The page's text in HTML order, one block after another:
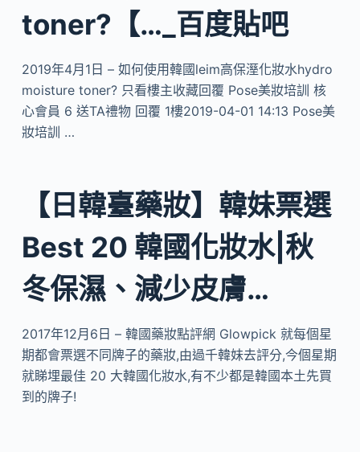
toner?【…_百度貼吧
2019年4月1日 – 如何使用韓國leim高保溼化妝水hydro
moisture toner? 只看樓主收藏回覆 Pose美妝培訓 核
心會員 6 送TA禮物 回覆 1樓2019-04-01 14:13 Pose美
妝培訓 …
【日韓臺藥妝】韓妹票選
Best 20 韓國化妝水|秋
冬保濕、減少皮膚…
2017年12月6日 – 韓國藥妝點評網 Glowpick 就每個星
期都會票選不同牌子的藥妝,由過千韓妹去評分,今個星期
就睇埋最佳 20 大韓國化妝水,有不少都是韓國本土先買
到的牌子!